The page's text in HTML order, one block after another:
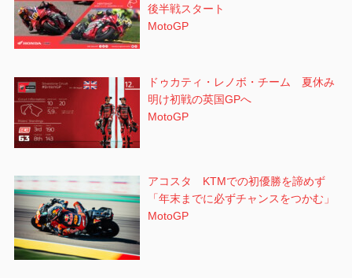
後半戦スタート
MotoGP
ドゥカティ・レノボ・チーム 夏休み
明け初戦の英国GPへ
MotoGP
アコスタ KTMでの初優勝を諦めず
「年末までに必ずチャンスをつかむ」
MotoGP